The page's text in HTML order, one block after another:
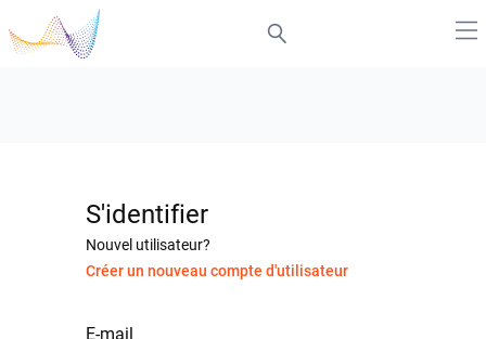
S'identifier
Nouvel utilisateur?
Créer un nouveau compte d'utilisateur
E-mail